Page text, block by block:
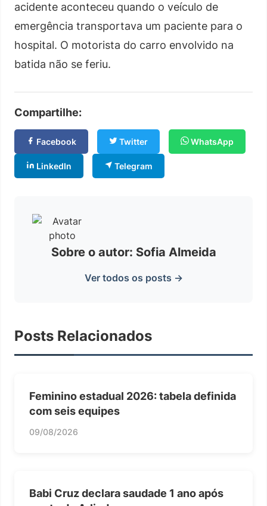
acidente aconteceu quando o veículo de
emergência transportava um paciente para o
hospital. O motorista do carro envolvido na
batida não se feriu.
Compartilhe:
Facebook Twitter WhatsApp
LinkedIn Telegram
Sobre o autor: Sofia Almeida
Ver todos os posts →
Posts Relacionados
Feminino estadual 2026: tabela definida
com seis equipes
09/08/2026
Babi Cruz declara saudade 1 ano após